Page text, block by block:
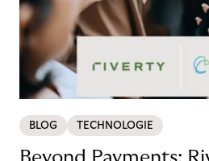
BLOG TECHNOLOGIE